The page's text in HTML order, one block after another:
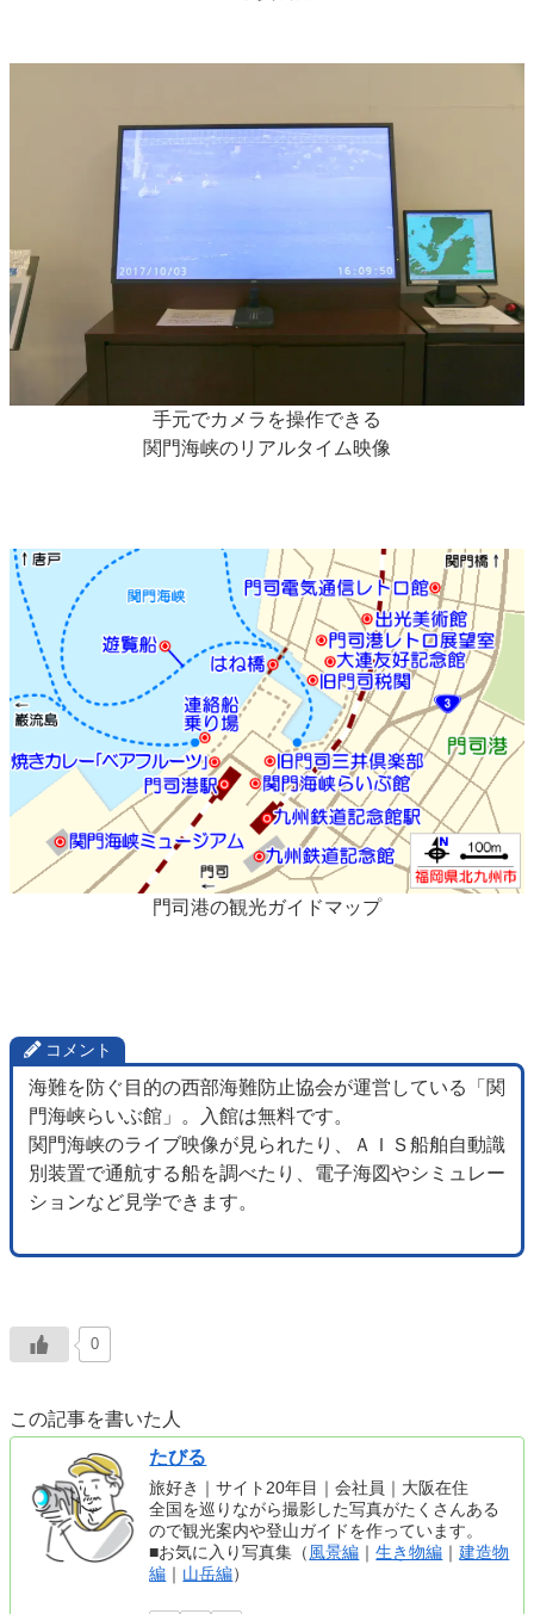
手元でカメラを操作できる
関門海峡のリアルタイム映像
門司港の観光ガイドマップ
コメント
海難を防ぐ目的の西部海難防止協会が運営している「関
門海峡らいぶ館」。入館は無料です。
関門海峡のライブ映像が見られたり、ＡＩＳ船舶自動識
別装置で通航する船を調べたり、電子海図やシミュレー
ションなど見学できます。
0
この記事を書いた人
たびる
旅好き｜サイト20年目｜会社員｜大阪在住
全国を巡りながら撮影した写真がたくさんある
ので観光案内や登山ガイドを作っています。
■お気に入り写真集（ 風景編 ｜生き物編 ｜建造物
編 ｜ 山岳編）